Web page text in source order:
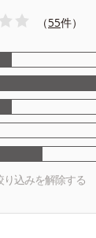
（55件）
り込みを解除する